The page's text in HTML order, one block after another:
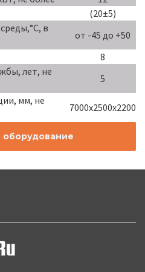
(20±5)
в
от -45 до +50
8
лет, не
5
мм, не
7000х2500х2200
оборудование